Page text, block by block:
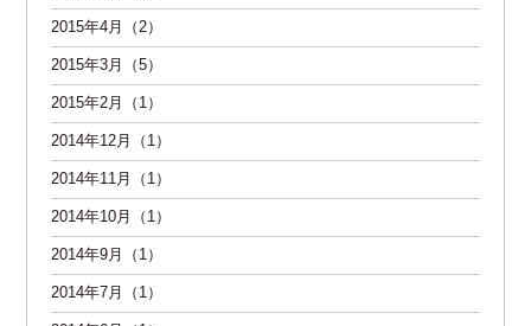
2015年4月（2）
2015年3月（5）
2015年2月（1）
2014年12月（1）
2014年11月（1）
2014年10月（1）
2014年9月（1）
2014年7月（1）